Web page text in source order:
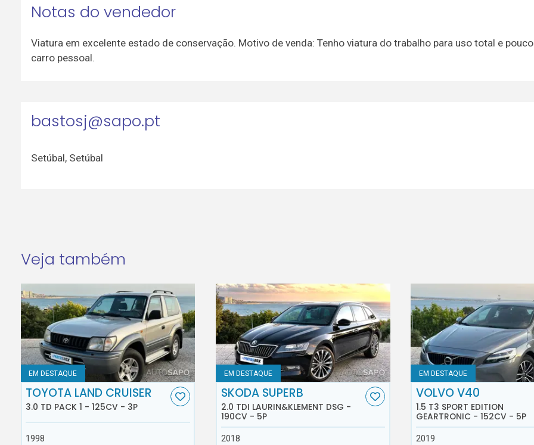
Notas do vendedor
Viatura em excelente estado de conservação. Motivo de venda: Tenho viatura do trabalho para uso total e
carro pessoal.
bastosj@sapo.pt
Setúbal, Setúbal
Veja também
EM DESTAQUE
TOYOTA LAND CRUISER
3.0 TD PACK 1 - 125CV - 3P
1998
EM DESTAQUE
SKODA SUPERB
2.0 TDI LAURIN&KLEMENT DSG -
190CV - 5P
2018
EM DESTAQUE
VOLVO V40
1.5 T3 SPORT EDITION
GEARTRONIC - 152CV - 5P
2019